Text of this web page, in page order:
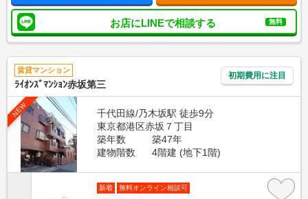
お店にLINEで相談する 無料
賃貸マンション
ﾗｲｵﾝｽﾞﾏﾝｼｮﾝ赤坂第三
初期費用に注目
NEW
千代田線/乃木坂駅 徒歩9分
東京都港区赤坂７丁目
築年数
築47年
建物階数
4階建 (地下1階)
新着 無料オンライン相談可